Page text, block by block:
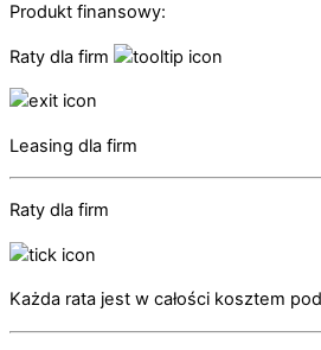
Produkt finansowy:
Raty dla firm
Leasing dla firm
Raty dla firm
Każda rata jest w całości kosztem